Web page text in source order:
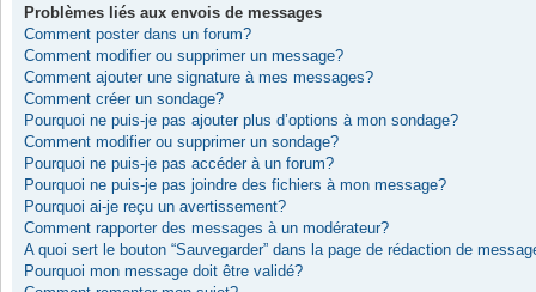
Problèmes liés aux envois de messages
Comment poster dans un forum?
Comment modifier ou supprimer un message?
Comment ajouter une signature à mes messages?
Comment créer un sondage?
Pourquoi ne puis-je pas ajouter plus d’options à mon sondage?
Comment modifier ou supprimer un sondage?
Pourquoi ne puis-je pas accéder à un forum?
Pourquoi ne puis-je pas joindre des fichiers à mon message?
Pourquoi ai-je reçu un avertissement?
Comment rapporter des messages à un modérateur?
A quoi sert le bouton “Sauvegarder” dans la page de rédaction de
Pourquoi mon message doit être validé?